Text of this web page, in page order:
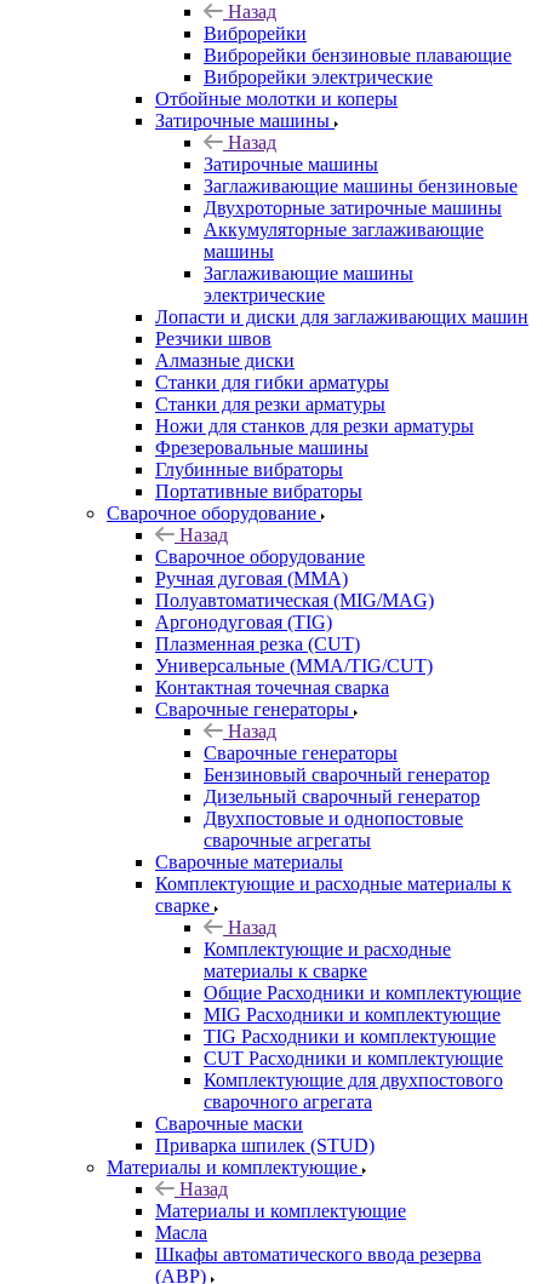
Назад
Виброрейки
Виброрейки бензиновые плавающие
Виброрейки электрические
Отбойные молотки и коперы
Затирочные машины
Назад
Затирочные машины
Заглаживающие машины бензиновые
Двухроторные затирочные машины
Аккумуляторные заглаживающие
машины
Заглаживающие машины
электрические
Лопасти и диски для заглаживающих машин
Резчики швов
Алмазные диски
Станки для гибки арматуры
Станки для резки арматуры
Ножи для станков для резки арматуры
Фрезеровальные машины
Глубинные вибраторы
Портативные вибраторы
Сварочное оборудование
Назад
Сварочное оборудование
Ручная дуговая (MMA)
Полуавтоматическая (MIG/MAG)
Аргонодуговая (TIG)
Плазменная резка (CUT)
Универсальные (MMA/TIG/CUT)
Контактная точечная сварка
Сварочные генераторы
Назад
Сварочные генераторы
Бензиновый сварочный генератор
Дизельный сварочный генератор
Двухпостовые и однопостовые
сварочные агрегаты
Сварочные материалы
Комплектующие и расходные материалы к
сварке
Назад
Комплектующие и расходные
материалы к сварке
Общие Расходники и комплектующие
MIG Расходники и комплектующие
TIG Расходники и комплектующие
CUT Расходники и комплектующие
Комплектующие для двухпостового
сварочного агрегата
Сварочные маски
Приварка шпилек (STUD)
Материалы и комплектующие
Назад
Материалы и комплектующие
Масла
Шкафы автоматического ввода резерва
(АВР)